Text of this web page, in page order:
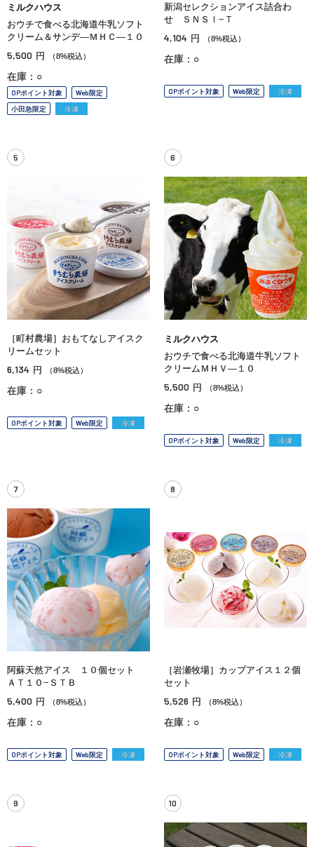
ミルクハウス
おウチで食べる北海道牛乳ソフト
クリーム＆サンデ—ＭＨＣ—１０
5,500 円 （8%税込）
在庫：○
OPポイント対象
Web限定
小田急限定
冷凍
新潟セレクションアイス詰合わ
せ ＳＮＳＩ−Ｔ
4,104 円 （8%税込）
在庫：○
OPポイント対象 Web限定 冷凍
5
［町村農場］おもてなしアイスク
リームセット
6,134 円 （8%税込）
在庫：○
OPポイント対象 Web限定 冷凍
6
ミルクハウス
おウチで食べる北海道牛乳ソフト
クリームＭＨＶ—１０
5,500 円 （8%税込）
在庫：○
OPポイント対象 Web限定 冷凍
7
阿蘇天然アイス １０個セット
ＡＴ１０−ＳＴＢ
5,400 円 （8%税込）
在庫：○
OPポイント対象 Web限定 冷凍
8
［岩瀬牧場］カップアイス１２個
セット
5,526 円 （8%税込）
在庫：○
OPポイント対象 Web限定 冷凍
9 10